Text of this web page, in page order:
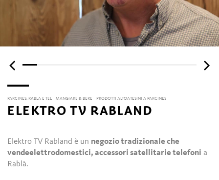
PARCINES, RABLA E TEL MANGIARE & BERE PRODOTTI ALTOATESINI A PARCINES
ELEKTRO TV RABLAND
Elektro TV Rabland è un negozio tradizionale che
vendeelettrodomestici, accessori satellitarie telefoni a
Rablà.